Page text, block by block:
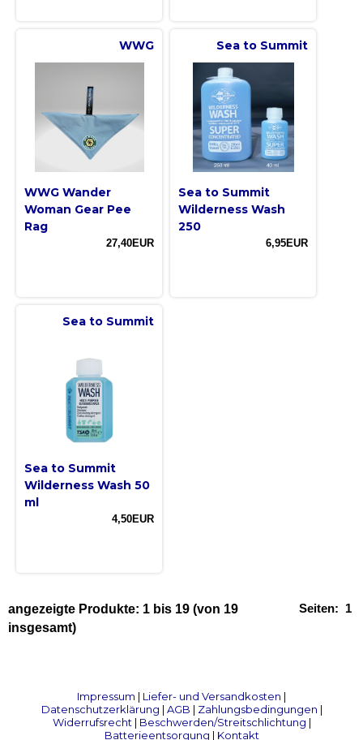
WWG
WWG Wander
Woman Gear Pee
Rag
27,40EUR
Sea to Summit
Sea to Summit
Wilderness Wash
250
6,95EUR
Sea to Summit
Sea to Summit
Wilderness Wash 50
ml
4,50EUR
Seiten: 1
angezeigte Produkte: 1 bis 19 (von 19
insgesamt)
Impressum | Liefer- und Versandkosten |
Datenschutzerklärung | AGB | Zahlungsbedingungen |
Widerrufsrecht| Beschwerden/Streitschlichtung |
Batterieentsorgung | Kontakt